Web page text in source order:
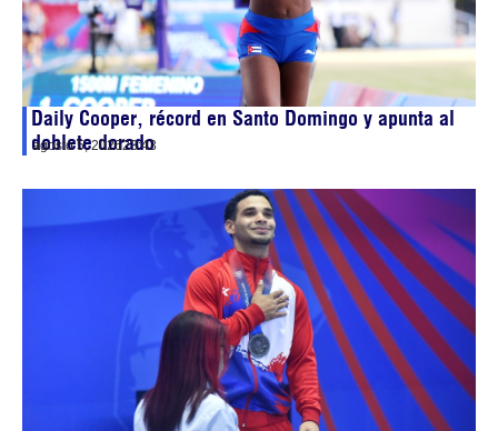
Daily Cooper, récord en Santo Domingo y apunta al
doblete dorado
agosto 5, 202623:43